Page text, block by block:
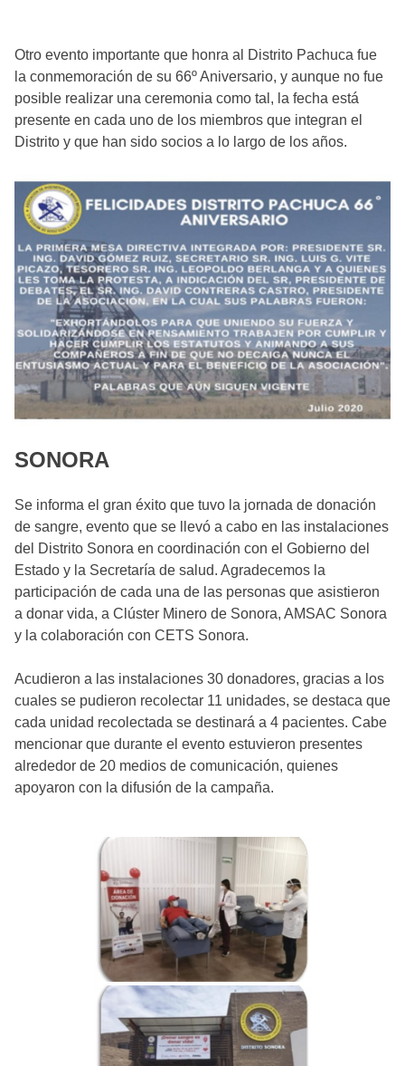
Otro evento importante que honra al Distrito Pachuca fue
la conmemoración de su 66º Aniversario, y aunque no fue
posible realizar una ceremonia como tal, la fecha está
presente en cada uno de los miembros que integran el
Distrito y que han sido socios a lo largo de los años.
SONORA
Se informa el gran éxito que tuvo la jornada de donación
de sangre, evento que se llevó a cabo en las instalaciones
del Distrito Sonora en coordinación con el Gobierno del
Estado y la Secretaría de salud. Agradecemos la
participación de cada una de las personas que asistieron
a donar vida, a Clúster Minero de Sonora, AMSAC Sonora
y la colaboración con CETS Sonora.
Acudieron a las instalaciones 30 donadores, gracias a los
cuales se pudieron recolectar 11 unidades, se destaca que
cada unidad recolectada se destinará a 4 pacientes. Cabe
mencionar que durante el evento estuvieron presentes
alrededor de 20 medios de comunicación, quienes
apoyaron con la difusión de la campaña.